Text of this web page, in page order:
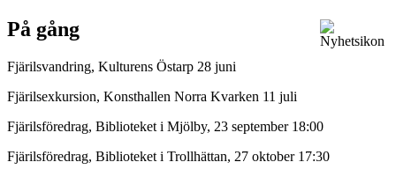
På gång
Fjärilsvandring, Kulturens Östarp 28 juni
Fjärilsexkursion, Konsthallen Norra Kvarken 11 juli
Fjärilsföredrag, Biblioteket i Mjölby, 23 september 18:00
Fjärilsföredrag, Biblioteket i Trollhättan, 27 oktober 17:30